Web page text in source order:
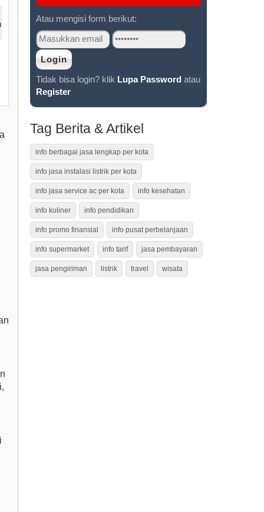
Atau mengisi form berikut:
Tidak bisa login? klik Lupa Password atau
Register
Tag Berita & Artikel
info berbagai jasa lengkap per kota
info jasa instalasi listrik per kota
info jasa service ac per kota info kesehatan
info kuliner info pendidikan
info promo finansial info pusat perbelanjaan
info supermarket info tarif jasa pembayaran
jasa pengiriman listrik travel wisata